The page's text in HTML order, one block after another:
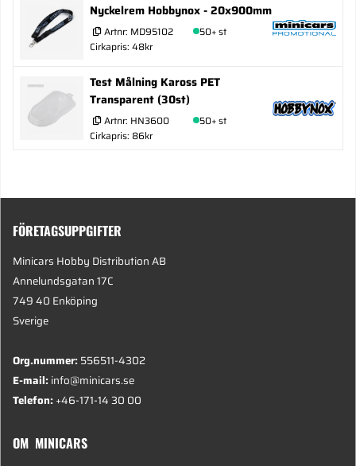
Nyckelrem Hobbynox - 20x900mm
Artnr: MD95102
50+ st
Cirkapris: 48kr
Test Målning Kaross PET
Transparent (30st)
Artnr: HN3600
50+ st
Cirkapris: 86kr
FÖRETAGSUPPGIFTER
Minicars Hobby Distribution AB
Annelundsgatan 17C
749 40 Enköping
Sverige
Org.nummer:556511-4302
E-mail:info@minicars.se
Telefon:+46-171-14 30 00
OM MINICARS